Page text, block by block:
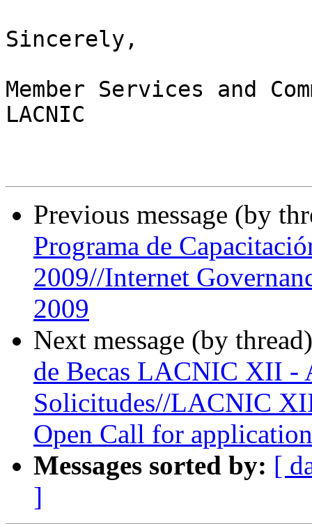
Sincerely,
Member Services and
LACNIC
Previous message (by
Programa de
2009//Internet
2009
Next message (by
de Becas LACNIC XII -
Solicitudes//LACNIC
Open Call for
Messages sorted by: [
]